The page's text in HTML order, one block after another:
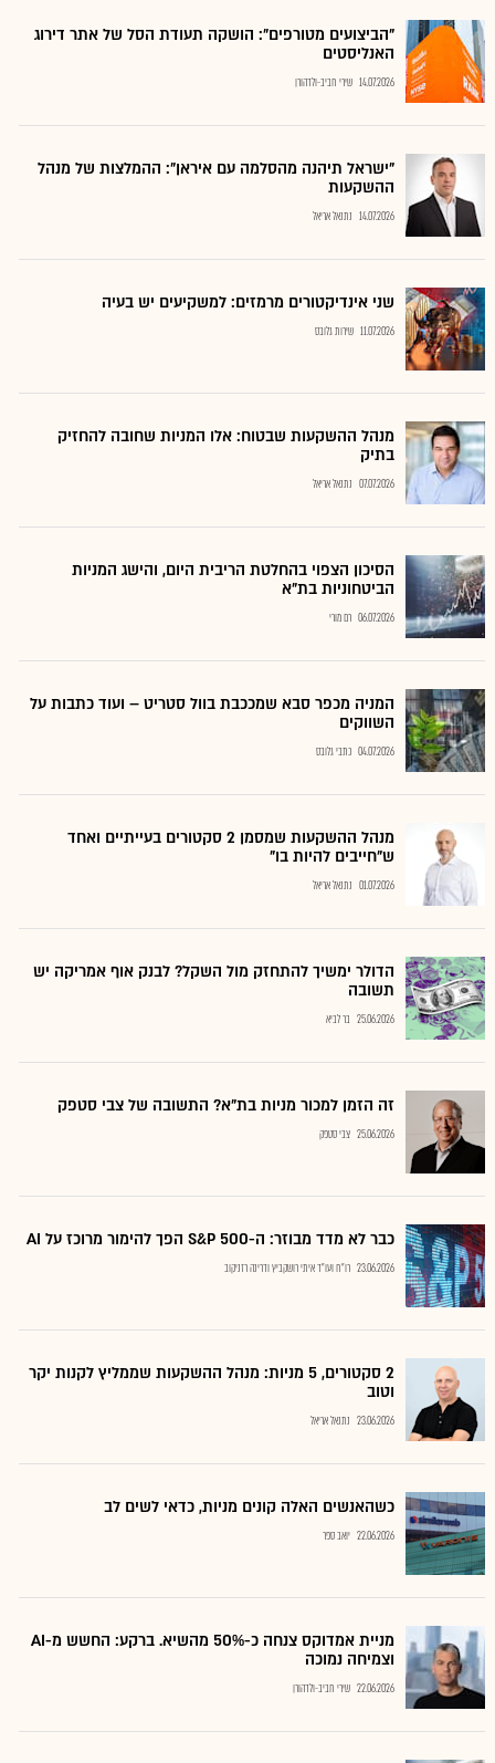
"הביצועים מטורפים": הושקה תעודת הסל של אתר דירוג
האנליסטים
14.07.2026 שירי חביב-ולדהורן
"ישראל תיהנה מהסלמה עם איראן": ההמלצות של מנהל
ההשקעות
14.07.2026 נתנאל אריאל
שני אינדיקטורים מרמזים: למשקיעים יש בעיה
11.07.2026 שירות גלובס
מנהל ההשקעות שבטוח: אלו המניות שחובה להחזיק
בתיק
07.07.2026 נתנאל אריאל
הסיכון הצפוי בהחלטת הריבית היום, והישג המניות
הביטחוניות בת"א
06.07.2026 רם מורי
המניה מכפר סבא שמככבת בוול סטריט – ועוד כתבות על
השווקים
04.07.2026 כתבי גלובס
מנהל ההשקעות שמסמן 2 סקטורים בעייתיים ואחד
ש"חייבים להיות בו"
01.07.2026 נתנאל אריאל
הדולר ימשיך להתחזק מול השקל? לבנק אוף אמריקה יש
תשובה
25.06.2026 בר לביא
זה הזמן למכור מניות בת"א? התשובה של צבי סטפק
25.06.2026 צבי סטפק
כבר לא מדד מבוזר: ה-S&P 500 הפך להימור מרוכז על AI
23.06.2026 רו"ח ועו"ד איתי רושקביץ ודרינה רזניקוב
2 סקטורים, 5 מניות: מנהל ההשקעות שממליץ לקנות יקר
וטוב
23.06.2026 נתנאל אריאל
כשהאנשים האלה קונים מניות, כדאי לשים לב
22.06.2026 יואב ספר
מניית אמדוקס צנחה כ-50% מהשיא. ברקע: החשש מ-AI
וצמיחה נמוכה
22.06.2026 שירי חביב-ולדהורן